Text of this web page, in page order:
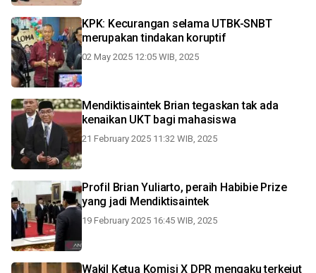
KPK: Kecurangan selama UTBK-SNBT
merupakan tindakan koruptif
02 May 2025 12:05 WIB, 2025
Mendiktisaintek Brian tegaskan tak ada
kenaikan UKT bagi mahasiswa
21 February 2025 11:32 WIB, 2025
Profil Brian Yuliarto, peraih Habibie Prize
yang jadi Mendiktisaintek
19 February 2025 16:45 WIB, 2025
Wakil Ketua Komisi X DPR mengaku terkejut